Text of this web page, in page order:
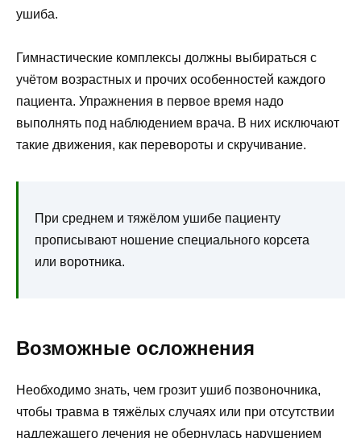
ушиба.
Гимнастические комплексы должны выбираться с
учётом возрастных и прочих особенностей каждого
пациента. Упражнения в первое время надо
выполнять под наблюдением врача. В них исключают
такие движения, как перевороты и скручивание.
При среднем и тяжёлом ушибе пациенту
прописывают ношение специального корсета
или воротника.
Возможные осложнения
Необходимо знать, чем грозит ушиб позвоночника,
чтобы травма в тяжёлых случаях или при отсутствии
надлежащего лечения не обернулась нарушением